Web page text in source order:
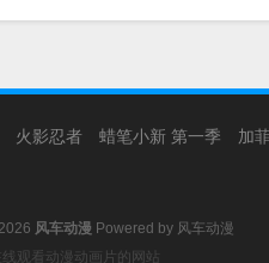
火影忍者 蜡笔小新 第一季 加
风车动漫 Powered by 风车动漫
线观看动漫动画片的网站